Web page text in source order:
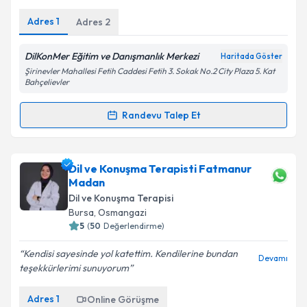
Kişisel verilerimin işlenmesine ilişkin
kapsamda işlenmesini kabul ediyorum.
Adres 1 Adres 2
DilKonMer Eğitim ve Danışmanlık Merkezi Haritada Göster
Şirinevler Mahallesi Fetih Caddesi Fetih 3. Sokak No.2 City Plaza 5. Kat
Bahçelievler
Randevu Talep Et
Randevu Takvimi Talebi
Dil ve Konuşma Terapisti Ertuğrul Koçakiçin
randevu takvimi talebi oluşturun. Size bu uzmandan
randevu almanız için bir takvim hazırlandığında e-
posta ile bilgilendireceğiz.
Kişisel verilerimin işlenmesine ilişkin
Dil ve Konuşma Terapisti Fatmanur
Madan
Dil ve Konuşma Terapisi
Bursa, Osmangazi
5 (50 Değerlendirme)
Kendisi sayesinde yol katettim. Kendilerine bundan
teşekkürlerimi sunuyorum
Devamı
Adres 1 Online Görüşme